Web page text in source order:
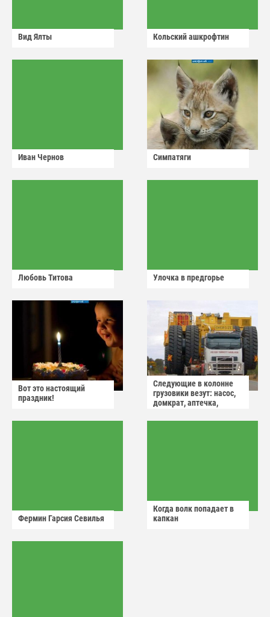
Вид Ялты Кольский ашкрофтин
Иван Чернов Симпатяги
Любовь Титова Улочка в предгорье
Вот это настоящий
праздник!
Следующие в колонне
грузовики везут: насос,
домкрат, аптечка,
Фермин Гарсия Севилья
Когда волк попадает в
капкан